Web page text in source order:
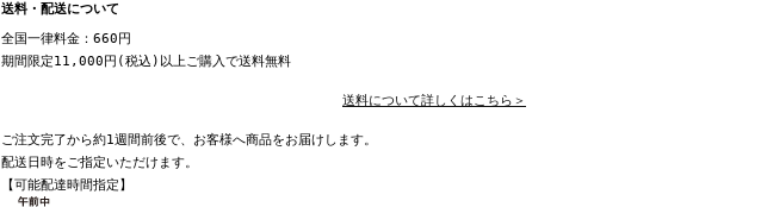
送料・配送について
全国一律料金：660円
期間限定11,000円(税込)以上ご購入で送料無料
送料について詳しくはこちら＞
ご注文完了から約1週間前後で、お客様へ商品をお届けします。
配送日時をご指定いただけます。
【可能配達時間指定】